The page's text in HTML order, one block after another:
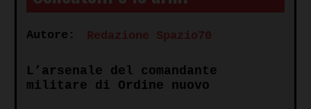
Autore: Redazione Spazio70
L’arsenale del comandante
militare di Ordine nuovo